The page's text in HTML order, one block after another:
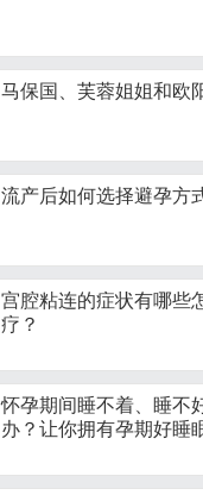
马保国、芙蓉姐姐和欧
流产后如何选择避孕方
宫腔粘连的症状有哪些
疗？
怀孕期间睡不着、睡不
办？让你拥有孕期好睡